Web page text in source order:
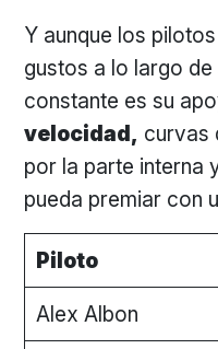
Y aunque los
gustos a lo largo
constante es su
velocidad, curvas
por la parte interna
pueda premiar con
Piloto
Alex Albon